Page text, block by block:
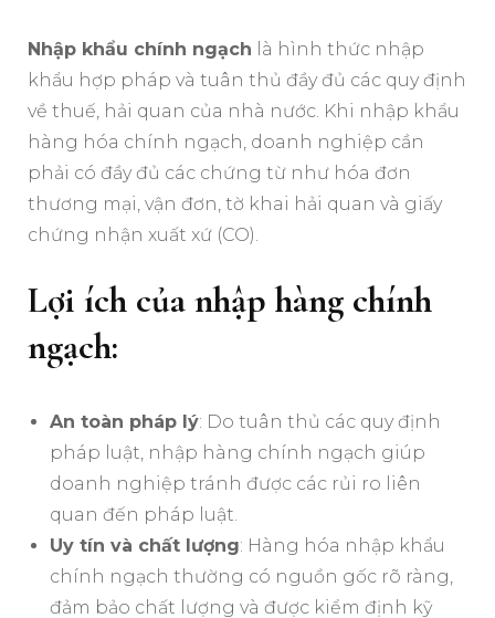
Nhập khẩu chính ngạch là hình thức nhập
khẩu hợp pháp và tuân thủ đầy đủ các quy định
về thuế, hải quan của nhà nước. Khi nhập khẩu
hàng hóa chính ngạch, doanh nghiệp cần
phải có đầy đủ các chứng từ như hóa đơn
thương mại, vận đơn, tờ khai hải quan và giấy
chứng nhận xuất xứ (CO).
Lợi ích của nhập hàng chính
ngạch:
An toàn pháp lý: Do tuân thủ các quy định
pháp luật, nhập hàng chính ngạch giúp
doanh nghiệp tránh được các rủi ro liên
quan đến pháp luật.
Uy tín và chất lượng: Hàng hóa nhập khẩu
chính ngạch thường có nguồn gốc rõ ràng,
đảm bảo chất lượng và được kiểm định kỹ